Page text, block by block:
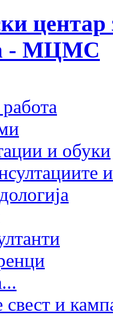
центар
- МЦМС
и обуки
свест и